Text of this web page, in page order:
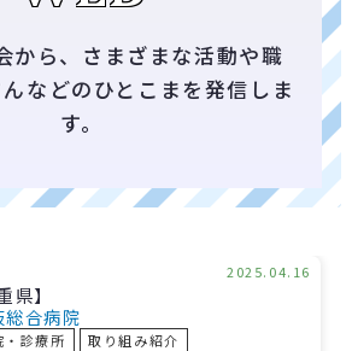
から、さまざまな活動や職
などのひとこまを発信しま
す。
県】
総合病院
・診療所 取り組み紹介
2025.04.16